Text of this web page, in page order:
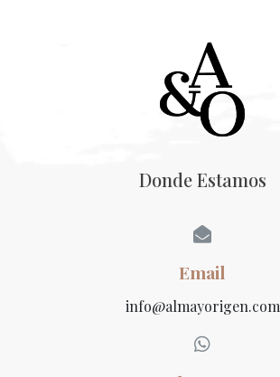
Donde Estamos
Email
info@almayorigen.com